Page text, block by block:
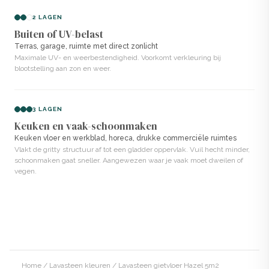
Voordelen van Lavasteen Hazel
✓ Zeer hard en slijtvast
✓ Warme, natuurlijke kleur met moderne uitstraling
✓ Zelf aan te brengen zonder losse pigmenten of hars
Veelgestelde vragen
product en de juiste aanpak.
2 LAGEN
Buiten of UV-belast
Terras, garage, ruimte met direct zonlicht
Maximale UV- en weerbestendigheid. Voorkomt verkleuring bij
blootstelling aan zon en weer.
3 LAGEN
Keuken en vaak-schoonmaken
Keuken vloer en werkblad, horeca, drukke commerciële ruimtes
Vlakt de gritty structuur af tot een gladder oppervlak. Vuil hecht minder,
schoonmaken gaat sneller. Aangewezen waar je vaak moet dweilen of
vegen.
Home / Lavasteen kleuren / Lavasteen gietvloer Hazel 5m2